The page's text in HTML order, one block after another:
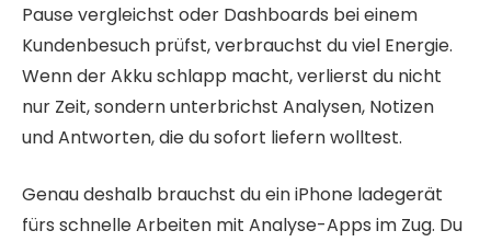
Pause vergleichst oder Dashboards bei einem
Kundenbesuch prüfst, verbrauchst du viel Energie.
Wenn der Akku schlapp macht, verlierst du nicht
nur Zeit, sondern unterbrichst Analysen, Notizen
und Antworten, die du sofort liefern wolltest.
Genau deshalb brauchst du ein iPhone ladegerät
fürs schnelle Arbeiten mit Analyse-Apps im Zug. Du